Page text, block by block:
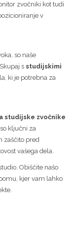
zvočniki kot tudi
v
so naše
s studijskimi
ki je potrebna za
studijske zvočnike
ključni za
zaščito pred
vašega dela.
Obiščite našo
kjer vam lahko